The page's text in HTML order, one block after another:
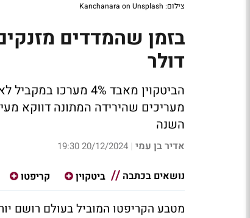
צילום: Kanchanara on Unsplash
דולר
השנה
אדיר בן עמי |
20/12/2024 19:30
נושאים בכתבה ביטקוין קריפטו